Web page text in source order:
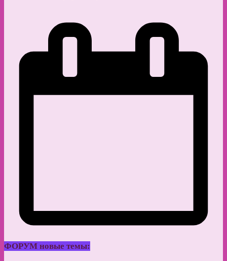
ФОРУМ новые темы: